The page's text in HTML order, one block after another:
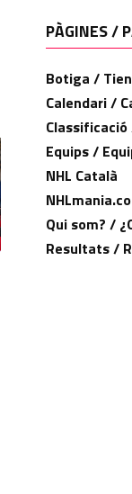
PÀGINES /
Botiga /
Calendari /
Equips /
NHL Català
Qui som? /
Resultats /